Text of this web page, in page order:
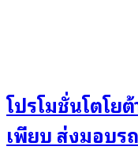
โปรโมชั่นโตโย
เพียบ ส่งมอบ